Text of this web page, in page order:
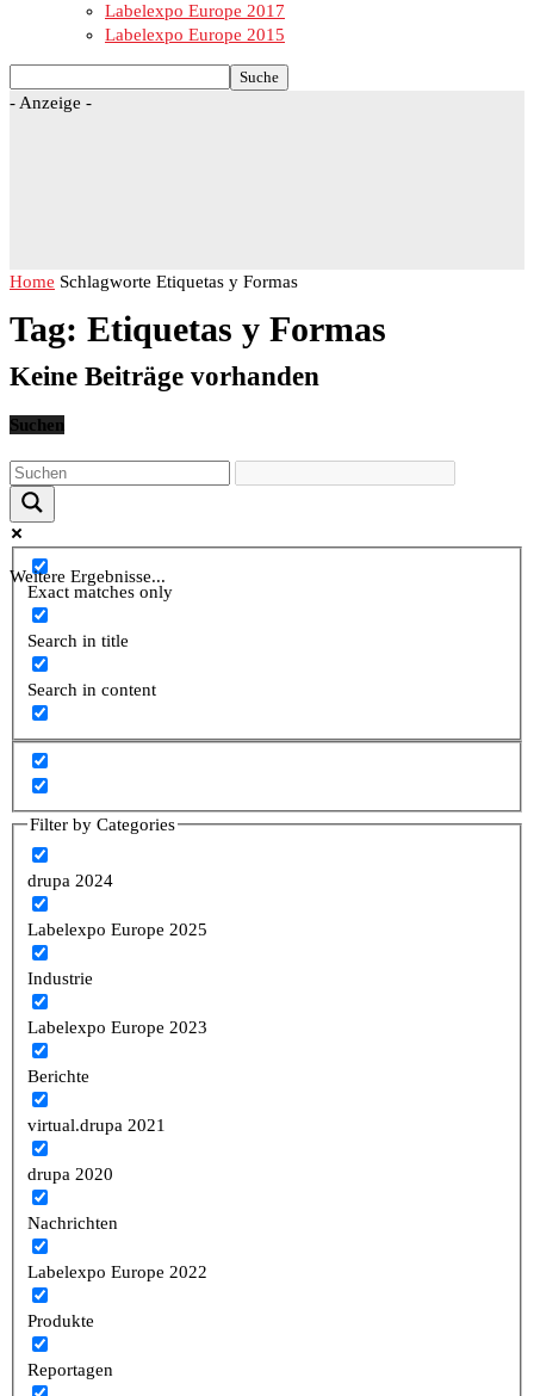
Labelexpo Europe 2017
Labelexpo Europe 2015
- Anzeige -
Home Schlagworte Etiquetas y Formas
Tag: Etiquetas y Formas
Keine Beiträge vorhanden
Suchen
Weitere Ergebnisse...
Exact matches only
Search in title
Search in content
Filter by Categories
drupa 2024
Labelexpo Europe 2025
Industrie
Labelexpo Europe 2023
Berichte
virtual.drupa 2021
drupa 2020
Nachrichten
Labelexpo Europe 2022
Produkte
Reportagen